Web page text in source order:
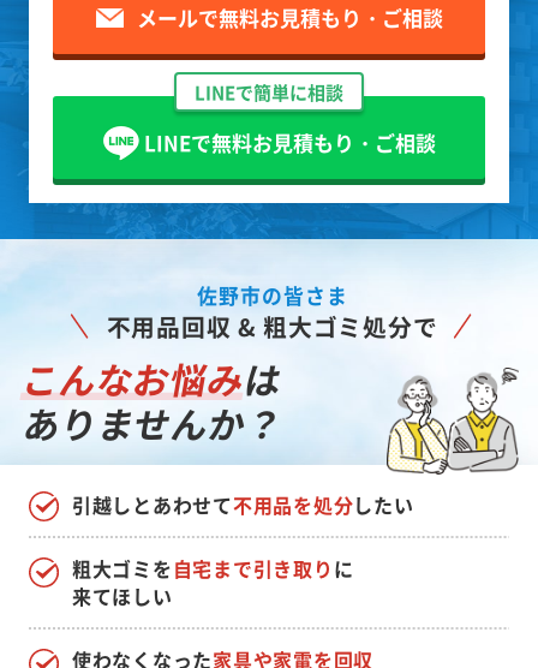
メールで無料お見積もり・ご相談
LINEで簡単に相談
LINEで無料お見積もり・ご相談
佐野市の皆さま
不用品回収 & 粗大ゴミ処分で
こんなお悩みは
ありませんか？
引越しとあわせて不用品を処分したい
使わなくなった家具や家電を回収
粗大ゴミを自宅まで引き取り に
来てほしい